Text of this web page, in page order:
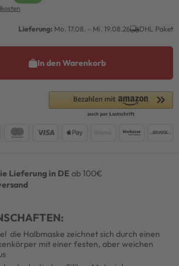
Lieferung: Mo. 17.08. - Mi. 19.08.26 DHL Paket
In den Warenkorb
Lieferung in DE ab 100€
 die Halbmaske zeichnet sich durch einen
mit einer festen, aber weichen